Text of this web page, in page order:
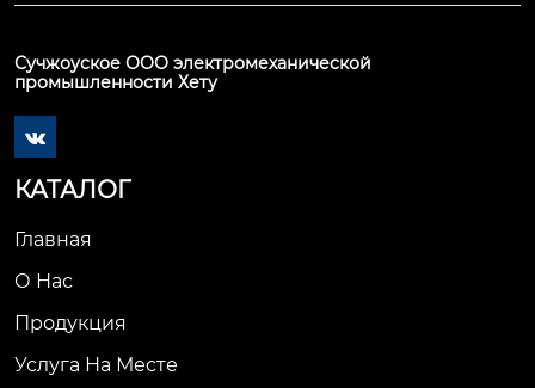
Сучжоуское ООО электромеханической
промышленности Хету

КАТАЛОГ
Главная
О Нас
Продукция
Услуга На Месте